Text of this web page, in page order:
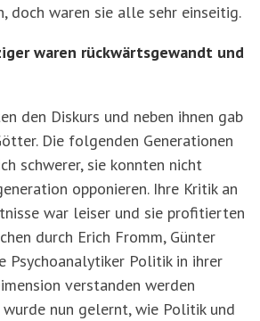
doch waren sie alle sehr einseitig.
waren rückwärtsgewandt und
den Diskurs und neben ihnen gab
Die folgenden Generationen
schwerer, sie konnten nicht
opponieren. Ihre Kritik an
war leiser und sie profitierten
durch Erich Fromm, Günter
Psychoanalytiker Politik in ihrer
verstanden werden
wurde nun gelernt, wie Politik und